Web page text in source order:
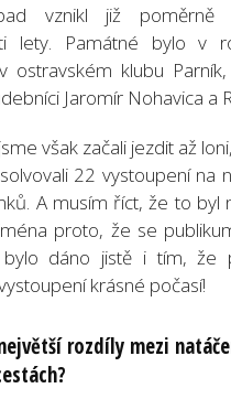
vznikl již
lety. Památné bylo v
ostravském klubu
Jaromír Nohavica a
však začali jezdit až
22 vystoupení na
A musím říct, že to byl
proto, že se
dáno jistě i tím, že
krásné počasí!
rozdíly mezi